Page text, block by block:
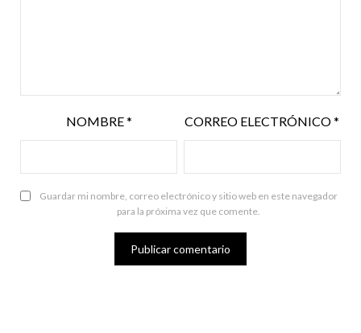
NOMBRE* CORREO ELECTRÓNICO*
Guardar mi nombre, correo electrónico y sitio web en este navegador
para la próxima vez que comente.